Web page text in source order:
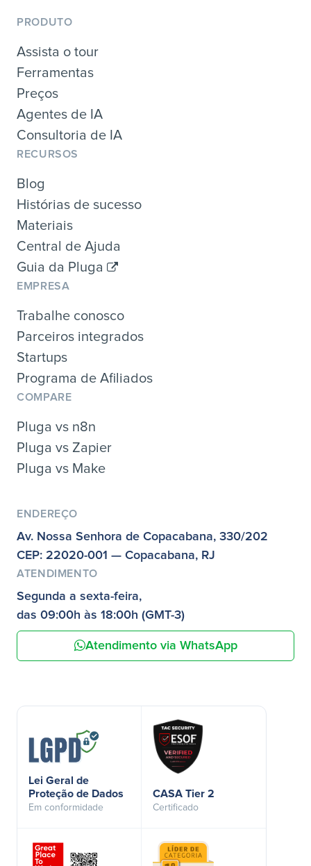
PRODUTO
Assista o tour
Ferramentas
Preços
Agentes de IA
Consultoria de IA
RECURSOS
Blog
Histórias de sucesso
Materiais
Central de Ajuda
Guia da Pluga
EMPRESA
Trabalhe conosco
Parceiros integrados
Startups
Programa de Afiliados
COMPARE
Pluga vs n8n
Pluga vs Zapier
Pluga vs Make
ENDEREÇO
Av. Nossa Senhora de Copacabana, 330/202
CEP: 22020-001 — Copacabana, RJ
ATENDIMENTO
Segunda a sexta-feira,
das 09:00h às 18:00h (GMT-3)
Atendimento via WhatsApp
Lei Geral de
Proteção de Dados
Em conformidade
CASA Tier 2
Certificado